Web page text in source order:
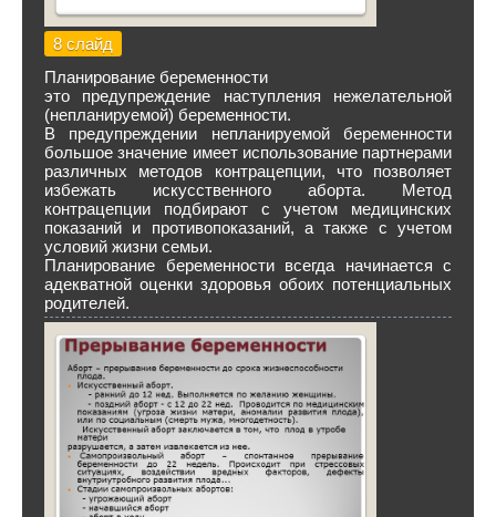
8 слайд
Планирование беременности
это предупреждение наступления нежелательной
(непланируемой) беременности.
В предупреждении непланируемой беременности
большое значение имеет использование партнерами
различных методов контрацепции, что позволяет
избежать искусственного аборта. Метод
контрацепции подбирают с учетом медицинских
показаний и противопоказаний, а также с учетом
условий жизни семьи.
Планирование беременности всегда начинается с
адекватной оценки здоровья обоих потенциальных
родителей.